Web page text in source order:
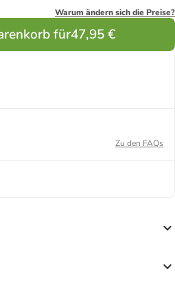
Warum ändern sich die Preise?
für47,95 €
Zu den FAQs